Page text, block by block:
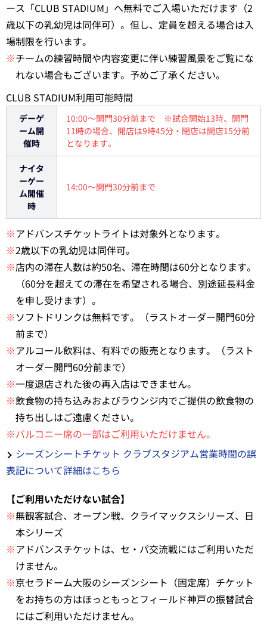
ース「CLUB STADIUM」へ無料でご入場いただけます（2
歳以下の乳幼児は同伴可）。但し、定員を超える場合は入
場制限を行います。
※チームの練習時間や内容変更に伴い練習風景をご覧にな
れない場合もございます。予めご了承ください。
CLUB STADIUM利用可能時間
デーゲ
ーム開
催時
10:00～開門30分前まで ※試合開始13時、開門
11時の場合、開店は9時45分・閉店は開店15分前
となります。
ナイタ
ーゲー
ム開催
時
14:00～開門30分前まで
※アドバンスチケットライトは対象外となります。
※2歳以下の乳幼児は同伴可。
※店内の滞在人数は約50名、滞在時間は60分となります。
（60分を超えての滞在を希望される場合、別途延長料金
を申し受けます）。
※ソフトドリンクは無料です。（ラストオーダー開門60分
前まで）
※アルコール飲料は、有料での販売となります。（ラスト
オーダー開門60分前まで）
※一度退店された後の再入店はできません。
※飲食物の持ち込みおよびラウンジ内でご提供の飲食物の
持ち出しはご遠慮ください。
※バルコニー席の一部はご利用いただけません。
シーズンシートチケット クラブスタジアム営業時間の誤
表記について詳細はこちら
【ご利用いただけない試合】
※無観客試合、オープン戦、クライマックスシリーズ、日
本シリーズ
※アドバンスチケットは、セ・パ交流戦にはご利用いただ
けません。
※京セラドーム大阪のシーズンシート（固定席）チケット
をお持ちの方はほっともっとフィールド神戸の振替試合
にはご利用いただけません。